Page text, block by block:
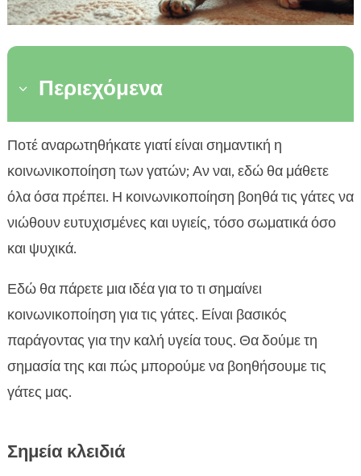
3 Περιεχόμενα
 Τι είναι η κοινωνικοποίηση γάτας
 Γιατί είναι σημαντική η κοινωνικοποίηση
 Πότε να αρχίσετε την κοινωνικοποίηση
 Μέθοδοι κοινωνικοποίησης γάτας
 Ενσωμάτωση νέας γάτας στο σπίτι
 Διαδραστικά παιχνίδια για γάτες
 Προσαρμογή της γάτας σε νέους ανθρώπους
 Η σημασία της διατροφής στην
κοινωνικοποίηση
 Κοινωνικοποίηση γάτας με CricksyCat τροφή
 Συμπεριφορά γάτας και κοινωνικοποίηση
Ποτέ αναρωτηθήκατε γιατί είναι σημαντική η
κοινωνικοποίηση των γατών; Αν ναι, εδώ θα μάθετε
όλα όσα πρέπει. Η κοινωνικοποίηση βοηθά τις γάτες να
νιώθουν ευτυχισμένες και υγιείς, τόσο σωματικά όσο
και ψυχικά.
Εδώ θα πάρετε μια ιδέα για το τι σημαίνει
κοινωνικοποίηση για τις γάτες. Είναι βασικός
παράγοντας για την καλή υγεία τους. Θα δούμε τη
σημασία της και πώς μπορούμε να βοηθήσουμε τις
γάτες μας.
Σημεία κλειδιά